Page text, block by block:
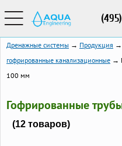
Дренажные системы → Продукция →
гофрированные канализационные →
100 мм
Гофрированные
(12 товаров)